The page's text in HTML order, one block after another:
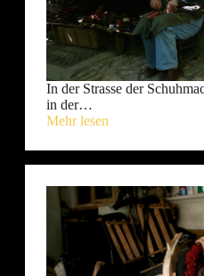
In der Strasse der
in der…
Mehr lesen